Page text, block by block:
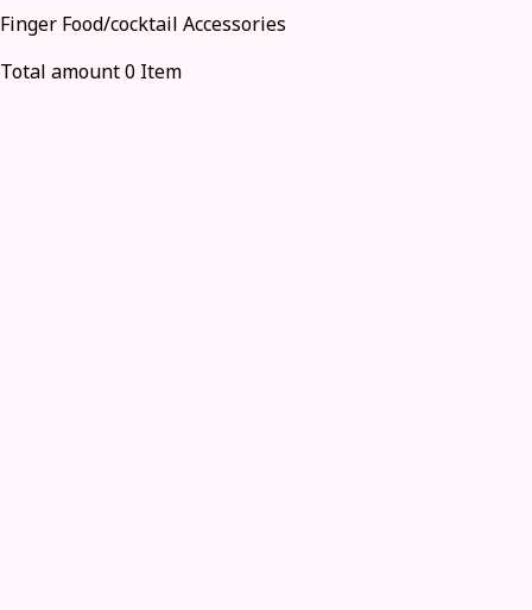
Finger Food/cocktail Accessories
Total amount 0 Item